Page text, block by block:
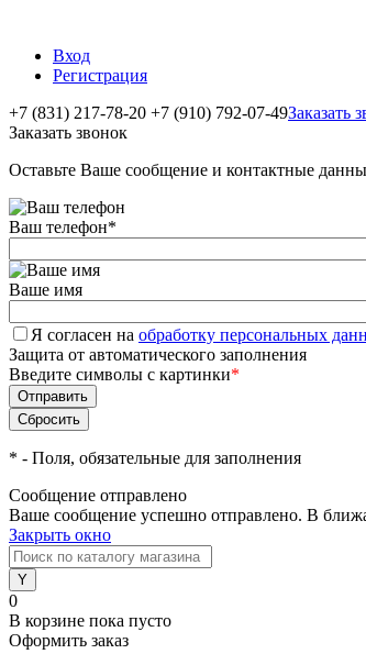
Вход
Регистрация
+7 (831) 217-78-20 +7 (910) 792-07-49Заказать
Заказать звонок
Оставьте Ваше сообщение и контактные
Ваш телефон*
Ваше имя
Я согласен на обработку персональных
Защита от автоматического заполнения
Введите символы с картинки*
* - Поля, обязательные для заполнения
Сообщение отправлено
Ваше сообщение успешно отправлено. В
Закрыть окно
0
В корзине пока пусто
Оформить заказ